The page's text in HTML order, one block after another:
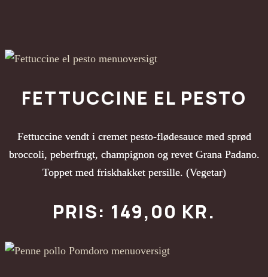
FETTUCCINE EL PESTO
Fettuccine vendt i cremet pesto-flødesauce med sprød
broccoli, peberfrugt, champignon og revet Grana Padano.
Toppet med friskhakket persille. (Vegetar)
PRIS: 149,00 KR.